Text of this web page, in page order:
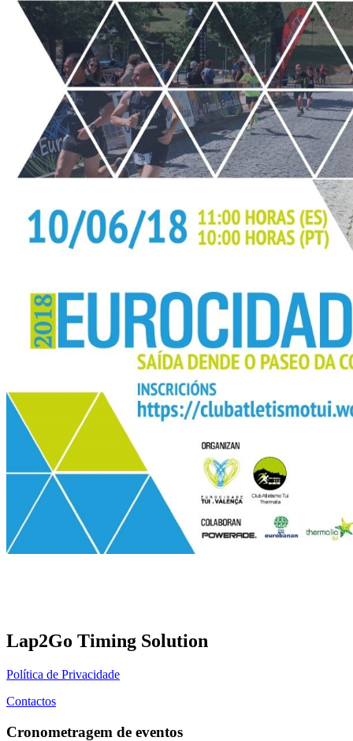
Lap2Go Timing Solution
Política de Privacidade
Contactos
Cronometragem de eventos